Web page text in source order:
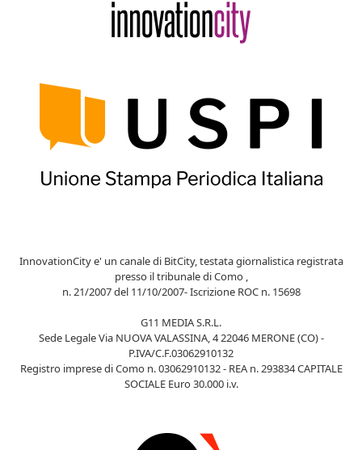
InnovationCity e' un canale di BitCity, testata giornalistica registrata
presso il tribunale di Como ,
n. 21/2007 del 11/10/2007- Iscrizione ROC n. 15698
G11 MEDIA S.R.L.
Sede Legale Via NUOVA VALASSINA, 4 22046 MERONE (CO) -
P.IVA/C.F.03062910132
Registro imprese di Como n. 03062910132 - REA n. 293834 CAPITALE
SOCIALE Euro 30.000 i.v.